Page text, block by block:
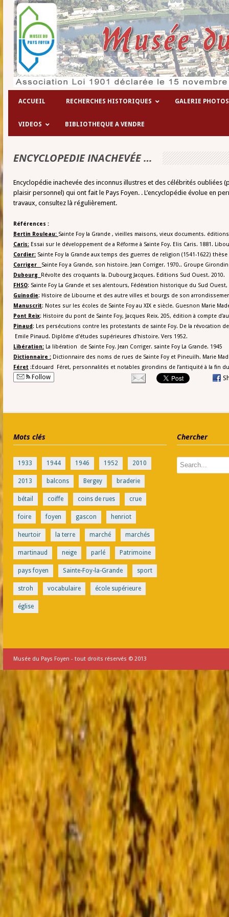
ACCUEIL RECHERCHES HISTORIQUES GALERIE PHOTOS
VIDEOS BIBLIOTHEQUE A VENDRE
ENCYCLOPEDIE INACHEVÉE …
Encyclopédie inachevée des inconnus illustres et des célébrités oubliées
plaisir personnel) qui ont fait le Pays Foyen. . L’encyclopédie évolue en
travaux, consultez là régulièrement.
Références :
Bertin Rouleau: Sainte Foy la Grande , vieilles maisons, vieux documents.
Caris: Essai sur le développement de a Réforme à Sainte Foy. Elis Caris. 1881.
Cordier: Sainte Foy la Grande aux temps des guerres de religion (1541-1622)
Corriger Sainte Foy a Grande, son histoire. Jean Corriger. 1970.. Groupe
Dubourg Révolte des croquants la. Dubourg Jacques. Editions Sud Ouest. 2010.
FHSO: Sainte Foy La Grande et ses alentours, Fédération historique du Sud
Guinodie: Histoire de Libourne et des autre villes et bourgs de son
Manuscrit: Notes sur les écoles de Sainte Foy au XIX e siècle. Guesnon Marie
Pont Reix: Histoire du pont de Sainte Foy, Jacques Reix. 205, édition à compte
Pinaud: Les persécutions contre les protestants de sainte Foy. De la révocation
Emile Pinaud. Diplôme d'études supérieures d'histoire. Vers 1952.
Libération: La libération  de Sainte Foy. Jean Corriger. sainte Foy La Grande. 1945
Dictionnaire : Dictionnaire des noms de rues de Sainte Foy et Pineuilh. Marie
Féret :Edouard  Féret, personnalités et notables girondins de l’antiquité à la fin
Follow
Mots clés
1933 1944 1946 1952 2010
2013 balcons Bergey braderie
bétail coiffe coins de rues crue
foire foyen gascon henriot
heurtoir la terre marché marchés
martinaud neige parlé Patrimoine
pays foyen Sainte-Foy-la-Grande sport
stroh vocabulaire école supérieure
église
Chercher
Musée du Pays Foyen - tout droits réservés © 2013